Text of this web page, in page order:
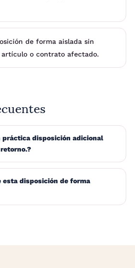
de forma aislada sin
o contrato afectado.
práctica disposición adicional
esta disposición de forma